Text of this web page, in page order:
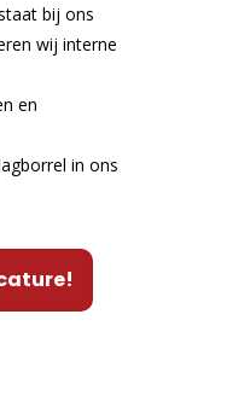
bij ons
wij interne
en
in ons